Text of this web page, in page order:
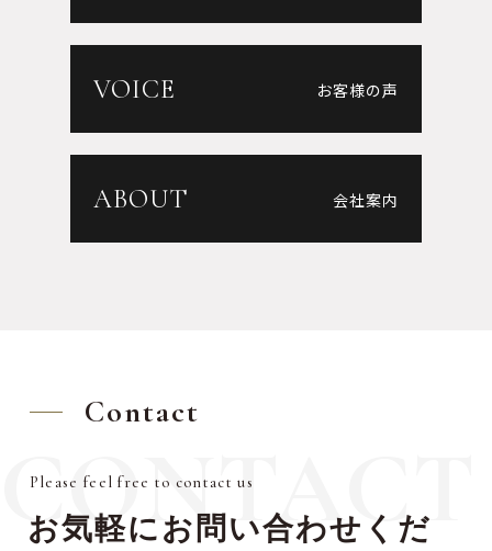
VOICE お客様の声
ABOUT 会社案内
Contact
CONTACT
Please feel free to contact us
お気軽にお問い合わせくだ